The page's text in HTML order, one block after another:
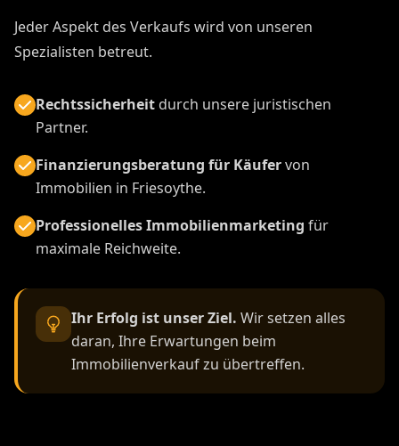
Jeder Aspekt des Verkaufs wird von unseren
Spezialisten betreut.
Rechtssicherheitdurch unsere juristischen
Partner.
Finanzierungsberatung für Käufervon
Immobilien in Friesoythe.
Professionelles Immobilienmarketing für
maximale Reichweite.
Ihr Erfolg ist unser Ziel. Wir setzen alles
daran, Ihre Erwartungen beim
Immobilienverkauf zu übertreffen.